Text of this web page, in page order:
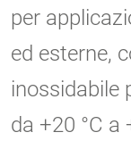
per
ed esterne,
inossidabile
da +20 °C a